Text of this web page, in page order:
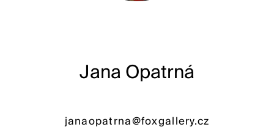
Jana Opatrná
janaopatrna@foxgallery.cz